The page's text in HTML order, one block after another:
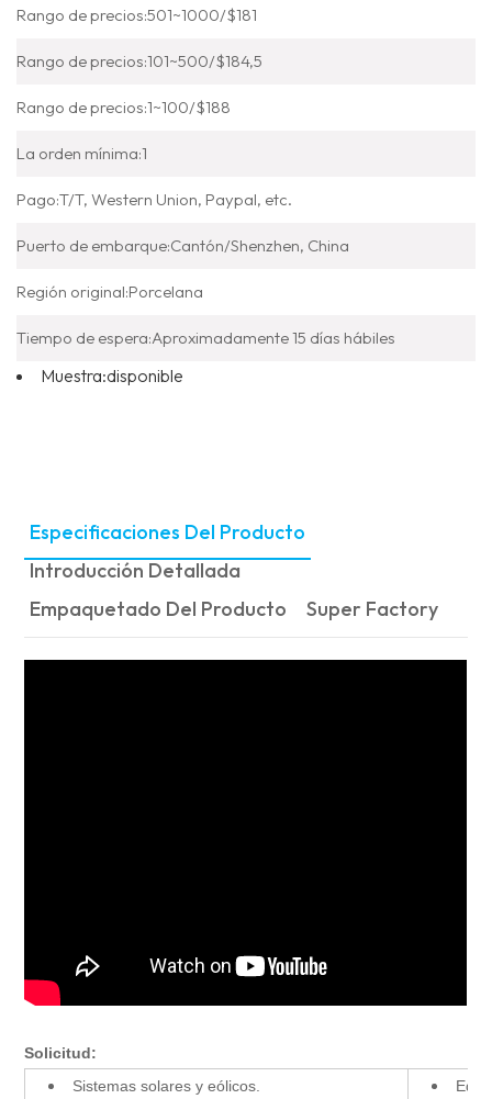
Rango de precios:501~1000/$181
Rango de precios:101~500/$184,5
Rango de precios:1~100/$188
La orden mínima:1
Pago:T/T, Western Union, Paypal, etc.
Puerto de embarque:Cantón/Shenzhen, China
Región original:Porcelana
Tiempo de espera:Aproximadamente 15 días hábiles
Muestra:disponible
Especificaciones Del Producto
Introducción Detallada
Empaquetado Del Producto
Super Factory
Solicitud:
Sistemas solares y eólicos.